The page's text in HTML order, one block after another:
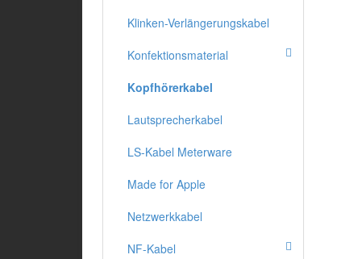
Klinken-Verlängerungskabel
Konfektionsmaterial
Kopfhörerkabel
Lautsprecherkabel
LS-Kabel Meterware
Made for Apple
Netzwerkkabel
NF-Kabel